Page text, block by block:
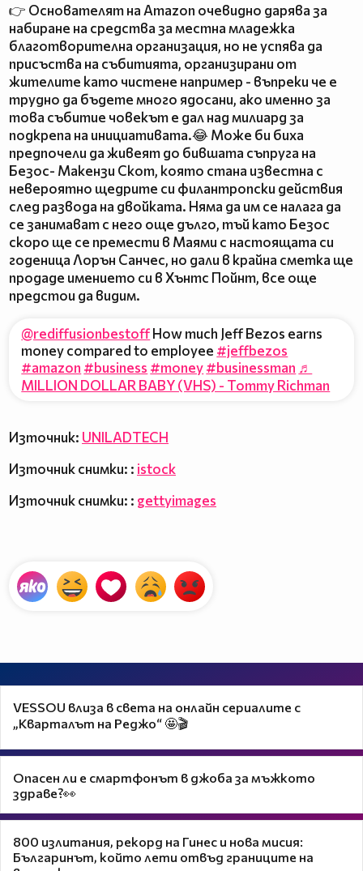
👉 Основателят на Amazon очевидно дарява за
набиране на средства за местна младежка
благотворителна организация, но не успява да
присъства на събитията, организирани от
жителите като чистене например - въпреки че е
трудно да бъдете много ядосани, ако именно за
това събитие човекът е дал над милиард за
подкрепа на инициативата.😂 Може би биха
предпочели да живеят до бившата съпруга на
Безос- Макензи Скот, която стана известна с
невероятно щедрите си филантропски действия
след развода на двойката. Няма да им се налага да
се занимават с него още дълго, тъй като Безос
скоро ще се премести в Маями с настоящата си
годеница Лорън Санчес, но дали в крайна сметка ще
продаде имението си в Хънтс Пойнт, все още
предстои да видим.
@rediffusionbestoffHow much Jeff Bezos earns
money compared to employee #jeffbezos
#amazon #business #money#businessman ♬
MILLION DOLLAR BABY (VHS) - Tommy Richman
Източник: UNILADTECH
Източник снимки: : istock
Източник снимки: : gettyimages
VESSOU влиза в света на онлайн сериалите с
„Кварталът на Реджо“ 🤩🎬
Опасен ли е смартфонът в джоба за мъжкото
здраве?👀
800 излитания, рекорд на Гинес и нова мисия:
Българинът, който лети отвъд границите на